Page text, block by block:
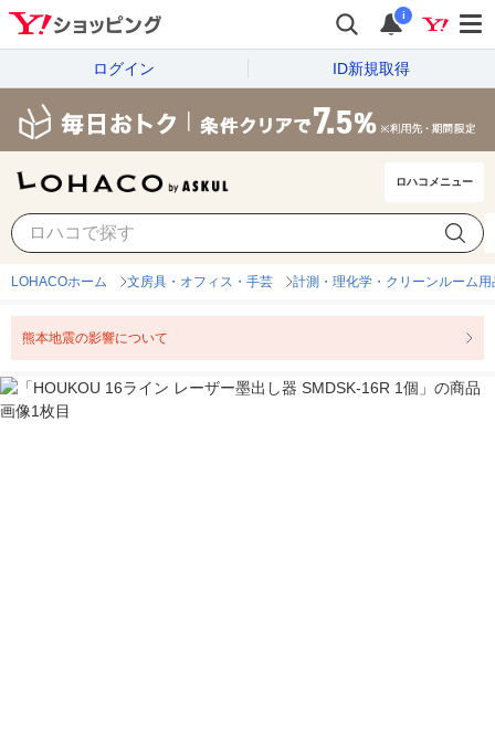
i
ログイン ID新規取得
ロハコメニュー
LOHACOホーム 文房具・オフィス・手芸 計測・理化学・クリーンルーム用
熊本地震の影響について